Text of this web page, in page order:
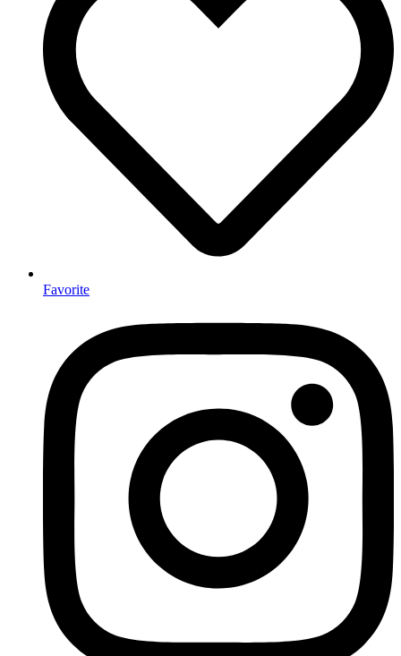
Favorite